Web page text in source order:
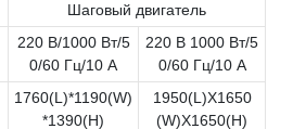
Шаговый двигатель
220 В/1000 Вт/5
0/60 Гц/10 А
220 В 1000 Вт/5
0/60 Гц/10 А
1760(L)*1190(W)
*1390(H)
1950(L)X1650
(W)X1650(H)